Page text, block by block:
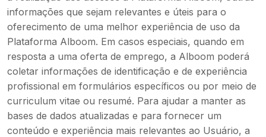
informações que sejam relevantes e úteis para o
oferecimento de uma melhor experiência de uso da
Plataforma Alboom. Em casos especiais, quando em
resposta a uma oferta de emprego, a Alboom poderá
coletar informações de identificação e de experiência
profissional em formulários específicos ou por meio de
curriculum vitae ou resumé. Para ajudar a manter as
bases de dados atualizadas e para fornecer um
conteúdo e experiência mais relevantes ao Usuário, a